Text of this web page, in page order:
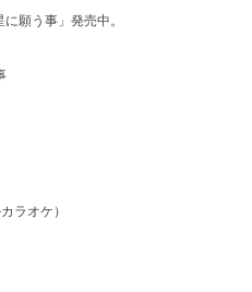
願う事」発売中。
ラオケ）